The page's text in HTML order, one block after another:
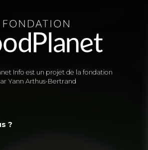
Info est un projet de la fondation
Yann Arthus-Bertrand
?